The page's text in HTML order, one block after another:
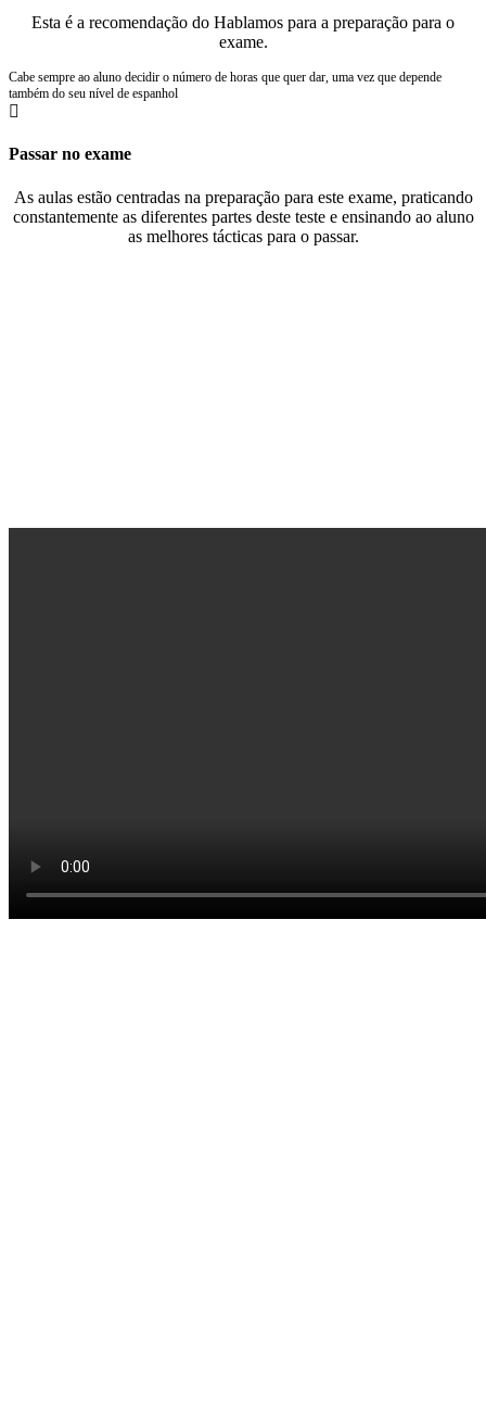
Esta é a recomendação do Hablamos para a preparação para o
exame.
Cabe sempre ao aluno decidir o número de horas que quer dar, uma vez que depende
também do seu nível de espanhol
Passar no exame
As aulas estão centradas na preparação para este exame, praticando
constantemente as diferentes partes deste teste e ensinando ao aluno
as melhores tácticas para o passar.